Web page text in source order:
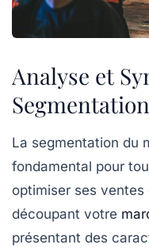
Analyse et
La segmentation du
fondamental pour
optimiser ses ventes
découpant votre
présentant des